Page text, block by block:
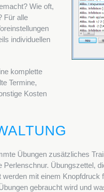
Wie oft,
Für alle
individuellen
komplette
Termine,
Kosten
Übungen zusätzliches
Perlenschnur. Übungszettel,
mit einem Knopfdruck
gebraucht wird und